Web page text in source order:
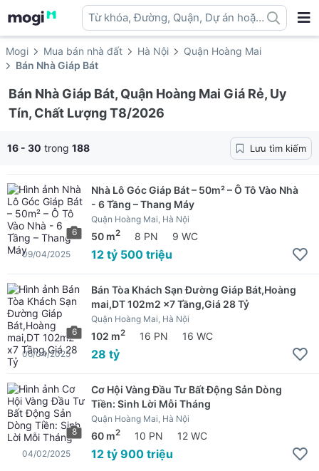
Từ khóa, Đường, Quận, Dự án hoặc
địa danh ...
Mogi Mua bán nhà đất Hà Nội
Quận Hoàng Mai
Bán Nhà Giáp Bát
Bán Nhà Giáp Bát, Quận Hoàng Mai Giá Rẻ, Uy
Tín, Chất Lượng T8/2026
16 - 30 trong 188 Lưu tìm kiếm
6
Nhà Lô Góc Giáp Bát – 50m² – Ô Tô Vào Nhà
- 6 Tầng – Thang Máy
Quận Hoàng Mai, Hà Nội
50 m2 8 PN 9 WC
12 tỷ 500 triệu
09/04/2025
6
Bán Tòa Khách Sạn Đường Giáp Bát,Hoàng
mai,DT 102m2 x7 Tầng,Giá 28 Tỷ
Quận Hoàng Mai, Hà Nội
102 m2 16 PN 16 WC
28 tỷ
06/04/2025
8
Cơ Hội Vàng Đầu Tư Bất Động Sản Dòng
Tiền: Sinh Lời Mỗi Tháng
Quận Hoàng Mai, Hà Nội
60 m2 10 PN 12 WC
12 tỷ 900 triệu
04/02/2025